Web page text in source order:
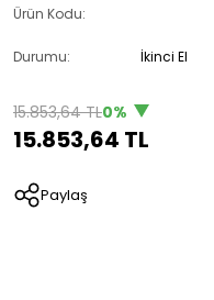
Ürün Kodu:
Durumu: İkinci El
15.853,64 TL0%
15.853,64 TL
Paylaş